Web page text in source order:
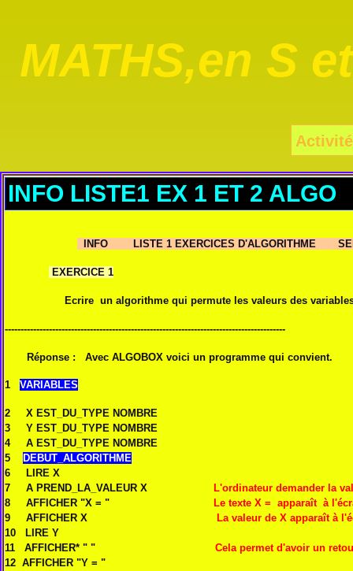
MATHS,en S
Activité
INFO LISTE1 EX 1 ET 2 ALGO
INFO LISTE 1 EXERCICES D'ALGORITHME
EXERCICE 1
Ecrire un algorithme qui permute les valeurs des variables
-----------------------------------------------------------------------------------------
Réponse : Avec ALGOBOX voici un programme qui convient.
1 VARIABLES
2 X EST_DU_TYPE NOMBRE
3 Y EST_DU_TYPE NOMBRE
4 A EST_DU_TYPE NOMBRE
5
DEBUT_ALGORITHME
6 LIRE X
7 A PREND_LA_VALEUR X
L'ordinateur demander la
8 AFFICHER "X = "
Le texte X = apparaît à
9 AFFICHER X
La valeur de X apparaît à
10 LIRE Y
11 AFFICHER* " " Cela permet d'avoir un
12 AFFICHER "Y = "